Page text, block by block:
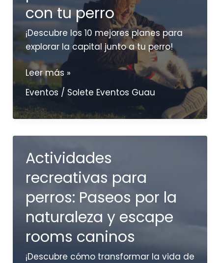
¡Hazlo
un
Profesional!
con tu perro
¡Descubre los 10 mejores planes para
explorar la capital junto a tu perro!
Los
10
planes
Madrid
tu
perro
Leer más »
Eventos / Solete Eventos Guau
Actividades
recreativas para
perros: Paseos por la
naturaleza y escape
rooms caninos
¡Descubre cómo transformar la vida de